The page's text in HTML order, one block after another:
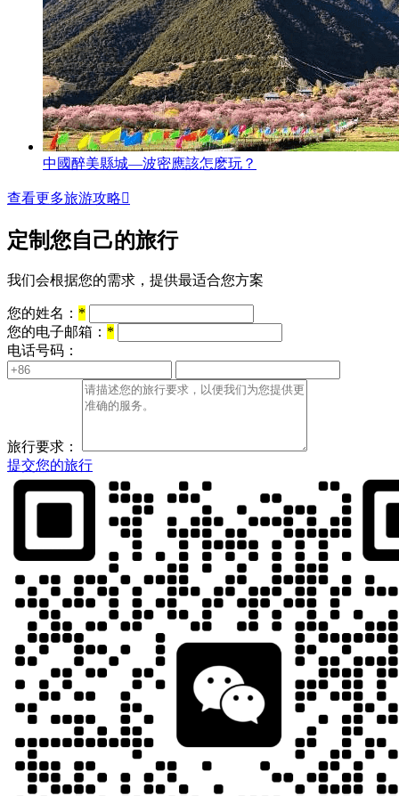
中國醉美縣城—波密應該怎麽玩？
查看更多旅游攻略
定制您自己的旅行
我们会根据您的需求，提供最适合您方案
您的姓名： *
您的电子邮箱： *
电话号码：
旅行要求：
提交您的旅行